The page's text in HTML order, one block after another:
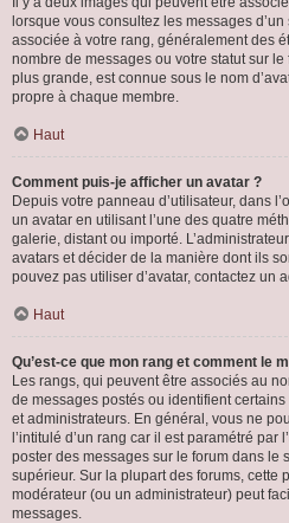
lorsque vous consultez les messages d’un
associée à votre rang, généralement des
nombre de messages ou votre statut sur
plus grande, est connue sous le nom
propre à chaque membre.
Haut
Comment puis-je afficher un avatar ?
Depuis votre panneau d’utilisateur, dans
un avatar en utilisant l’une des quatre
galerie, distant ou importé.
avatars et décider de la manière dont ils
pouvez pas utiliser d’avatar, contactez un
Haut
Qu’est-ce que mon rang et comment le
Les rangs, qui peuvent être associés au
de messages postés ou identifient
et administrateurs. En général, vous ne
l’intitulé d’un rang car il est paramétré par
poster des messages sur le forum dans le
supérieur. Sur la plupart des forums, cette
modérateur (ou un administrateur) peut
messages.